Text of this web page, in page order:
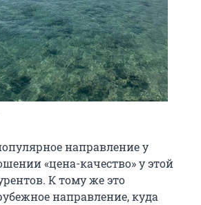
направление у
«цена-качество» у этой
К тому же это
направление, куда